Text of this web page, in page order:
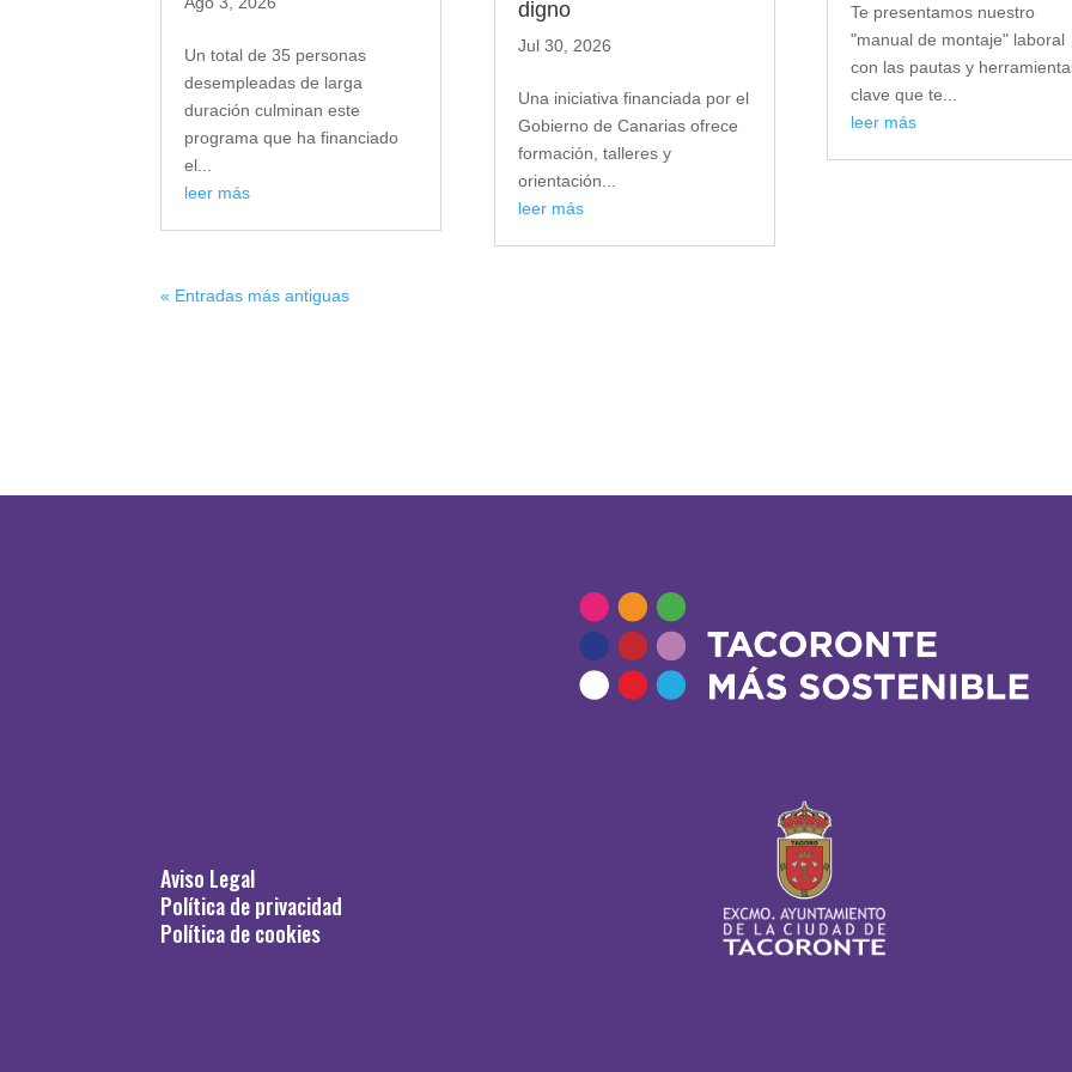
Un total de 35 personas
desempleadas de larga
duración culminan este
programa que ha financiado
el...
leer más
digno
Jul 30, 2026
Una iniciativa financiada por el
Gobierno de Canarias ofrece
formación, talleres y
orientación...
leer más
Te presentamos nuestro
"manual de montaje" laboral
con las pautas y
clave que te...
leer más
« Entradas más antiguas
Aviso Legal
Política de privacidad
Política de cookies